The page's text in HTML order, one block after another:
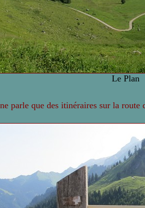
Le Plan
parle que des itinéraires sur la